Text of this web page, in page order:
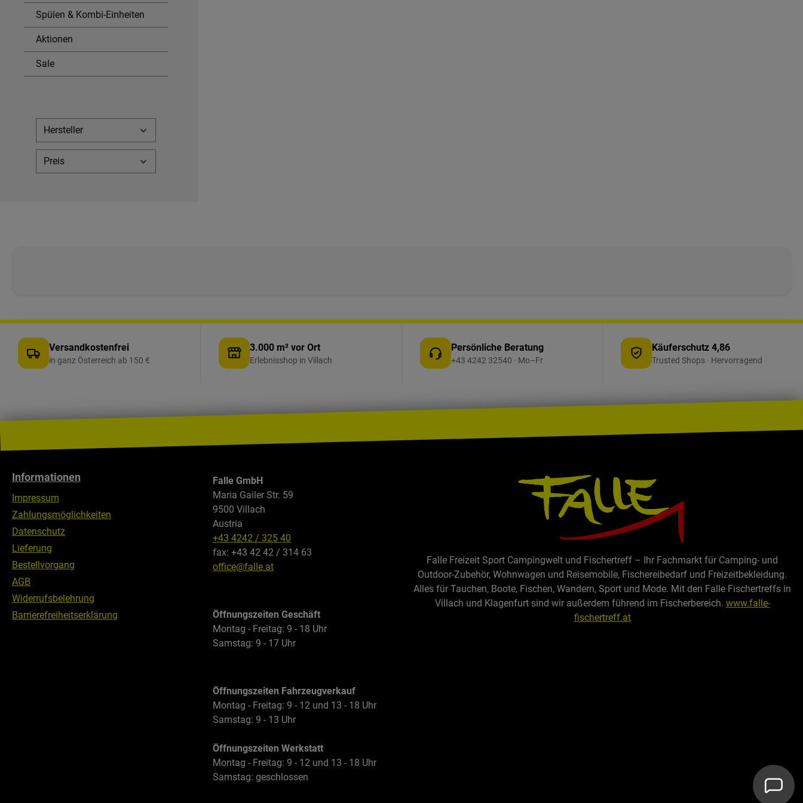
Spülen & Kombi-Einheiten
Aktionen
Sale
Hersteller
Preis
Versandkostenfrei
in ganz Österreich ab 150 €
3.000 m² vor Ort
Erlebnisshop in Villach
Persönliche Beratung
+43 4242 32540 · Mo–Fr
Käuferschutz 4,86
Trusted Shops · Hervorragend
Falle GmbH
Maria Gailer Str. 59
9500 Villach
Austria
+43 4242 / 325 40
fax: +43 42 42 / 314 63
office@falle.at
Öffnungszeiten Geschäft
Montag - Freitag: 9 - 18 Uhr
Samstag: 9 - 17 Uhr
Öffnungszeiten Fahrzeugverkauf
Montag - Freitag: 9 - 12 und 13 - 18 Uhr
Samstag: 9 - 13 Uhr
Öffnungszeiten Werkstatt
Montag - Freitag: 9 - 12 und 13 - 18 Uhr
Samstag: geschlossen
Informationen
Impressum
Zahlungsmöglichkeiten
Datenschutz
Lieferung
Bestellvorgang
AGB
Widerrufsbelehrung
Barrierefreiheitserklärung
Falle Freizeit Sport Campingwelt und Fischertreff – Ihr Fachmarkt für Camping- und
Outdoor-Zubehör, Wohnwagen und Reisemobile, Fischereibedarf und Freizeitbekleidung.
Alles für Tauchen, Boote, Fischen, Wandern, Sport und Mode. Mit den Falle Fischertreffs in
Villach und Klagenfurt sind wir außerdem führend im Fischerbereich. www.falle-
fischertreff.at